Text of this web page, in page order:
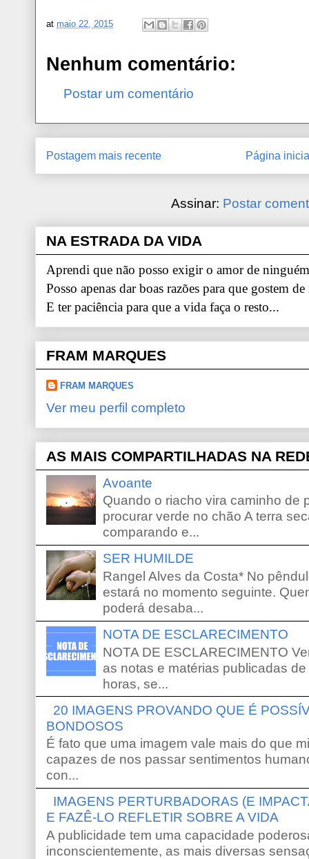
at maio 22, 2015
Nenhum comentário:
Postar um comentário
Postagem mais recente Página
Assinar: Postar
NA ESTRADA DA VIDA
Aprendi que não posso exigir o amor de
Posso apenas dar boas razões para que gostem
E ter paciência para que a vida faça o resto...
FRAM MARQUES
FRAM MARQUES
Ver meu perfil completo
AS MAIS COMPARTILHADAS NA
Avoante
Quando o riacho vira caminho de
procurar verde no chão A terra
comparando e...
SER HUMILDE
Rangel Alves da Costa* No
estará no momento seguinte.
poderá desaba...
NOTA DE ESCLARECIMENTO
NOTA DE ESCLARECIMENTO
as notas e matérias publicadas
horas, se...
20 IMAGENS PROVANDO QUE É
BONDOSOS
É fato que uma imagem vale mais do que
capazes de nos passar sentimentos
con...
IMAGENS PERTURBADORAS (E
E FAZÊ-LO REFLETIR SOBRE A VIDA
A publicidade tem uma capacidade
inconscientemente, as mais diversas